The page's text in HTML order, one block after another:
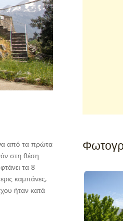
από τα πρώτα
στη θέση
τα 8
καμπάνες,
ήταν κατά